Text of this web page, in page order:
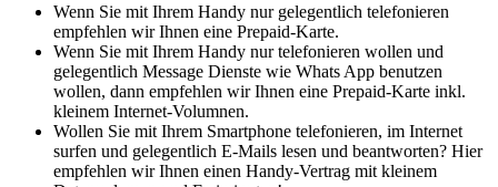
Wenn Sie mit Ihrem Handy nur gelegentlich telefonieren
empfehlen wir Ihnen eine Prepaid-Karte.
Wenn Sie mit Ihrem Handy nur telefonieren wollen und
gelegentlich Message Dienste wie Whats App benutzen
wollen, dann empfehlen wir Ihnen eine Prepaid-Karte inkl.
kleinem Internet-Volumnen.
Wollen Sie mit Ihrem Smartphone telefonieren, im Internet
surfen und gelegentlich E-Mails lesen und beantworten? Hier
empfehlen wir Ihnen einen Handy-Vertrag mit kleinem